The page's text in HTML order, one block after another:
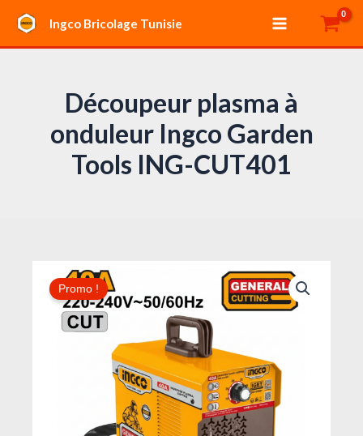
contenu
Ingco Bricolage Tunisie
Main
Menu
Découpeur plasma à
onduleur Ingco Garden
Tools ING-CUT401
Promo !
prix
initial
était :
680,000 د.ت.
Le
prix
actuel